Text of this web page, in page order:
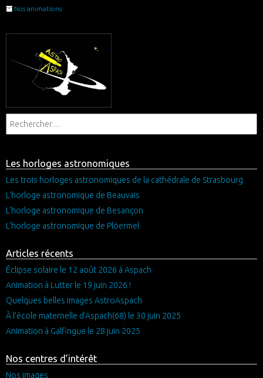
Nos animations
Les horloges astronomiques
Les trois horloges astronomiques de la cathédrale de Strasbourg
L’horloge astronomique de Beauvais
L’horloge astronomique de Besançon
L’horloge astronomique de Plöermel
Articles récents
Éclipse solaire le 12 août 2026 à Aspach
Animation à Lutter le 19 juin 2026 !
Quelques belles images AstroAspach
À l’école maternelle d’Aspach(68) le 30 juin 2025
Animation à Galfingue le 28 juin 2025
Nos centres d’intérêt
Nos images